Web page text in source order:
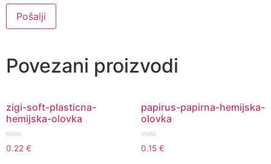
Povezani proizvodi
zigi-soft-plasticna-
hemijska-olovka
Ocenjeno
sa
0.22 €
papirus-papirna-hemijska-
olovka
Ocenjeno
sa
0.15 €